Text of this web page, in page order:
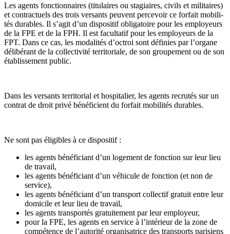
Les agents fonc­tion­nai­res (titu­lai­res ou sta­giai­res, civils et mili­tai­res)
et contrac­tuels des trois ver­sants peu­vent per­ce­voir ce for­fait mobi­li­
tés dura­bles. Il s’agit d’un dis­po­si­tif obli­ga­toire pour les employeurs
de la FPE et de la FPH. Il est faculta­tif pour les employeurs de la
FPT. Dans ce cas, les moda­li­tés d’octroi sont défi­nies par l’organe
déli­bé­rant de la col­lec­ti­vité ter­ri­to­riale, de son grou­pe­ment ou de son
établissement public.
Dans les versants territorial et hospitalier, les agents recrutés sur un
contrat de droit privé bénéficient du forfait mobilités durables.
Ne sont pas éligibles à ce dis­po­si­tif :
les agents bénéficiant d’un logement de fonction sur leur lieu
de travail,
les agents bénéficiant d’un véhicule de fonction (et non de
service),
les agents bénéficiant d’un transport collectif gratuit entre leur
domicile et leur lieu de travail,
les agents transportés gratuitement par leur employeur,
pour la FPE, les agents en service à l’intérieur de la zone de
compétence de l’autorité organisatrice des transports parisiens